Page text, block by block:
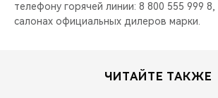
телефону горячей линии: 8 800 555 999
салонах официальных дилеров марки.
ЧИТАЙТЕ ТАКЖЕ